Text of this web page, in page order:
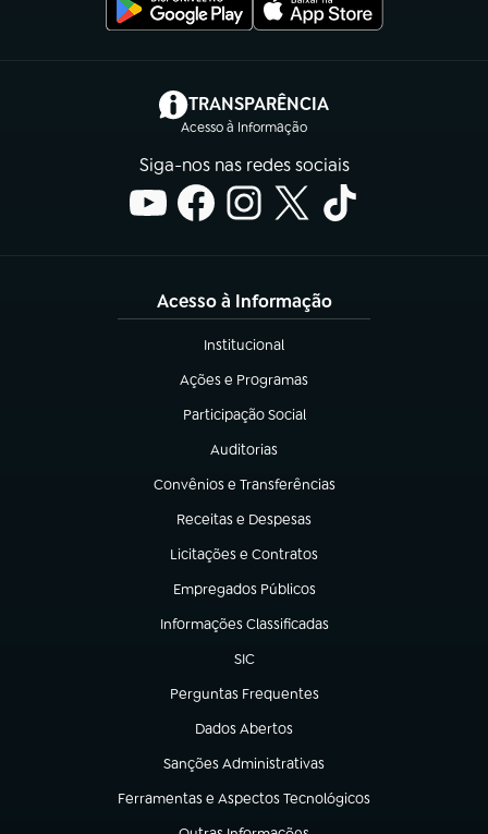
TRANSPARÊNCIA
Acesso à Informação
(abre em nova aba)
Siga-nos nas redes sociais
Acesso à Informação
Institucional
(abre em nova aba)
Ações e Programas
(abre em nova aba)
Participação Social
(abre em nova aba)
Auditorias
(abre em nova aba)
Convênios e Transferências
(abre em nova aba)
Receitas e Despesas
(abre em nova aba)
Licitações e Contratos
(abre em nova aba)
Empregados Públicos
(abre em nova aba)
Informações Classificadas
(abre em nova aba)
SIC
(abre em nova aba)
Perguntas Frequentes
(abre em nova aba)
Dados Abertos
(abre em nova aba)
Sanções Administrativas
(abre em nova aba)
Ferramentas e Aspectos Tecnológicos
(abre em nova aba)